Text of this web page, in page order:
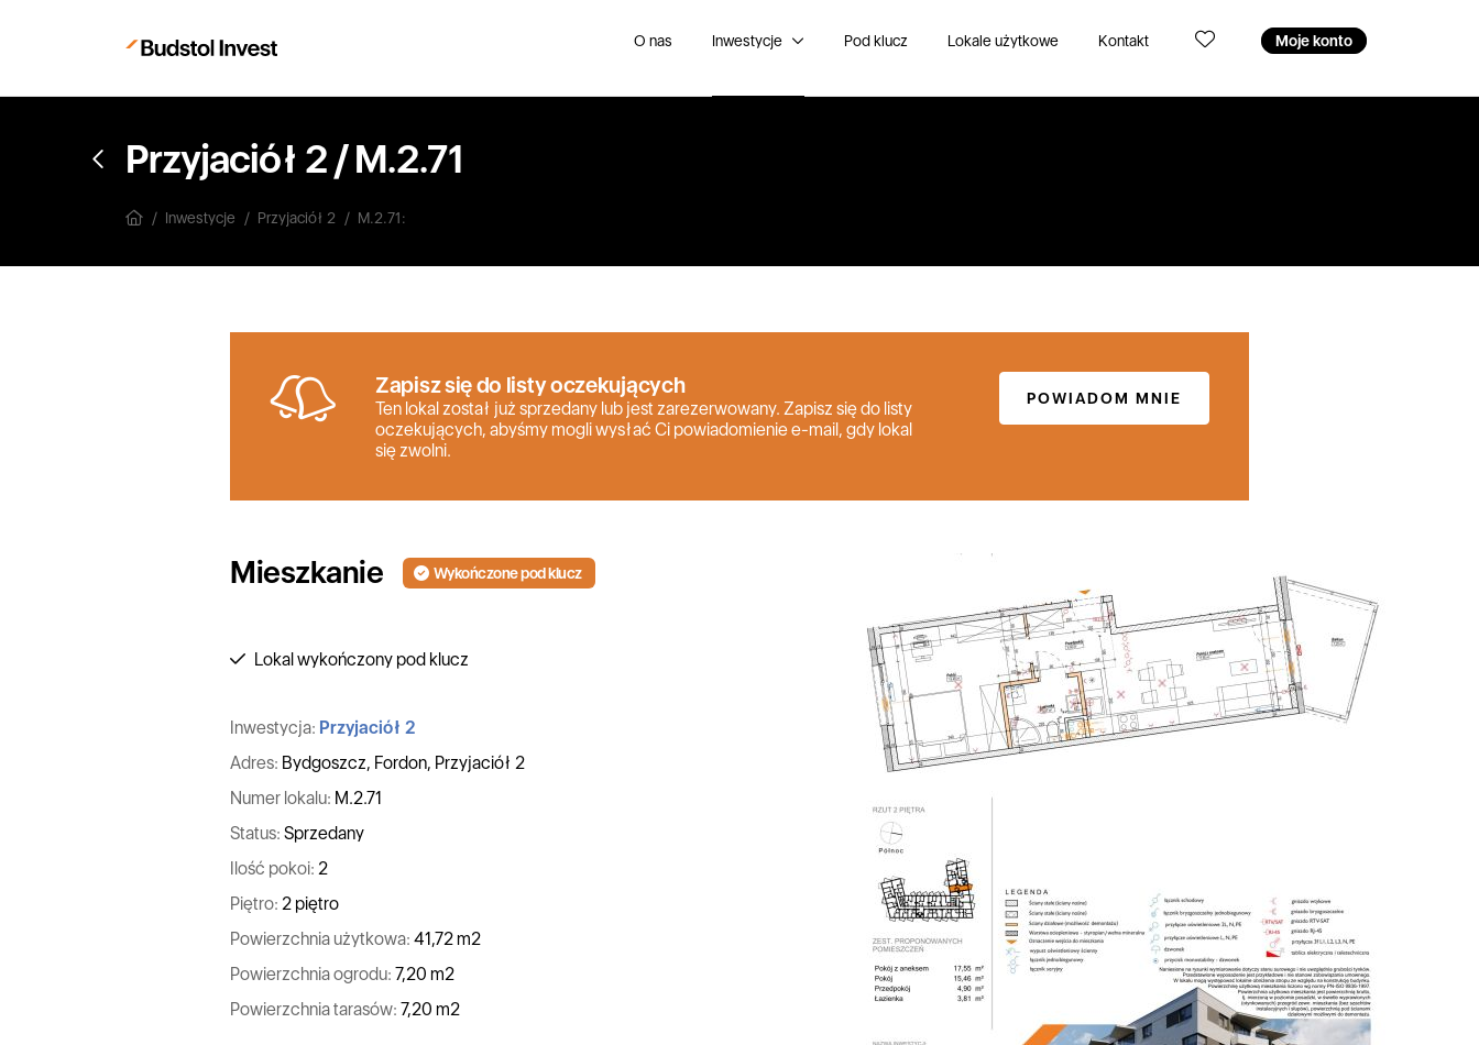
O nas Inwestycje Pod klucz Lokale użytkowe Kontakt Moje konto
Przyjaciół 2/M.2.71
Inwestycje Przyjaciół 2 M.2.71:
Zapisz się do listy oczekujących
Ten lokal został już sprzedany lub jest zarezerwowany. Zapisz się do listy
oczekujących, abyśmy mogli wysłać Ci powiadomienie e-mail, gdy lokal
się zwolni.
POWIADOM MNIE
Mieszkanie Wykończone pod klucz
Lokal wykończony pod klucz
Inwestycja: Przyjaciół 2
Adres: Bydgoszcz, Fordon, Przyjaciół 2
Numer lokalu: M.2.71
Status: Sprzedany
Ilość pokoi: 2
Piętro: 2 piętro
Powierzchnia użytkowa: 41,72 m2
Powierzchnia ogrodu: 7,20 m2
Powierzchnia tarasów: 7,20 m2